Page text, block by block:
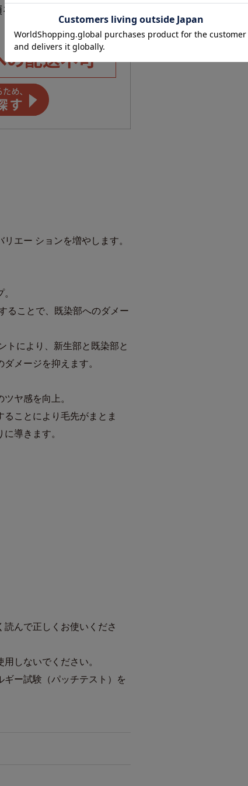
エー ションを増やします。
ることで、既染部へのダメー
トにより、新生部と既染部と
メージを抑えます。
ヤ感を向上。
ことにより毛先がまとま
導きます。
んで正しくお使いくださ
しないでください。
ー試験（パッチテスト）を